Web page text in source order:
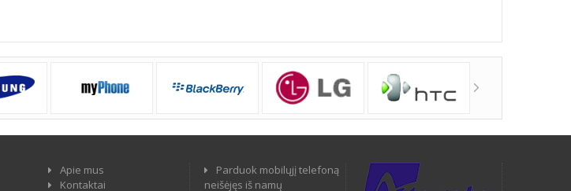
Apie mus
Kontaktai
Parduok mobilųjį telefoną
neišėjęs iš namų